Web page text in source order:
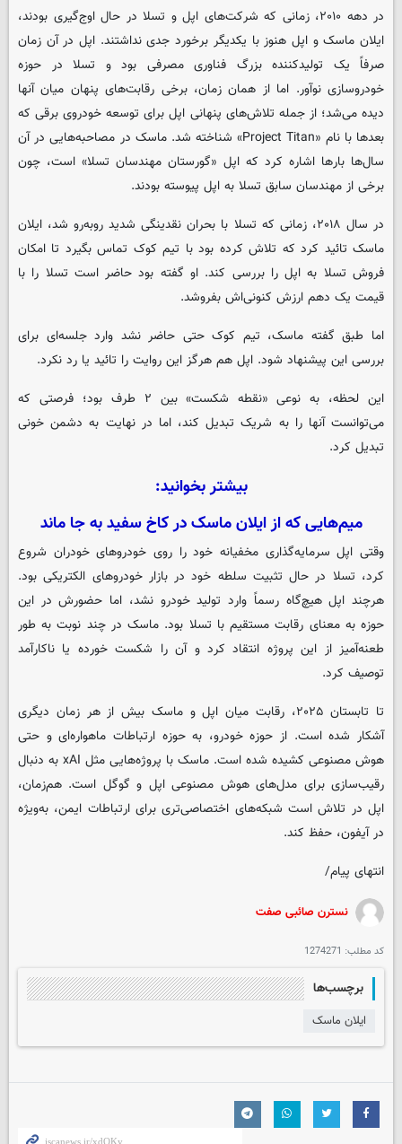
در دهه ۲۰۱۰، زمانی که شرکت‌های اپل و تسلا در حال اوج‌گیری بودند،
ایلان ماسک و اپل هنوز با یکدیگر برخورد جدی نداشتند. اپل در آن زمان
صرفاً یک تولیدکننده بزرگ فناوری مصرفی بود و تسلا در حوزه
خودروسازی نوآور. اما از همان زمان، برخی رقابت‌های پنهان میان آنها
دیده می‌شد؛ از جمله تلاش‌های پنهانی اپل برای توسعه خودروی برقی که
بعدها با نام «Project Titan» شناخته شد. ماسک در مصاحبه‌هایی در آن
سال‌ها بارها اشاره کرد که اپل «گورستان مهندسان تسلا» است، چون
برخی از مهندسان سابق تسلا به اپل پیوسته بودند.
در سال ۲۰۱۸، زمانی که تسلا با بحران نقدینگی شدید روبه‌رو شد، ایلان
ماسک تائید کرد که تلاش کرده بود با تیم کوک تماس بگیرد تا امکان
فروش تسلا به اپل را بررسی کند. او گفته بود حاضر است تسلا را با
قیمت یک ‌دهم ارزش کنونی‌اش بفروشد.
اما طبق گفته ماسک، تیم کوک حتی حاضر نشد وارد جلسه‌ای برای
بررسی این پیشنهاد شود. اپل هم هرگز این روایت را تائید یا رد نکرد.
این لحظه، به‌ نوعی «نقطه شکست» بین ۲ طرف بود؛ فرصتی که
می‌توانست آنها را به شریک تبدیل کند، اما در نهایت به دشمن خونی
تبدیل کرد.
بیشتر بخوانید:
میم‌هایی که از ایلان ماسک در کاخ سفید به جا ماند
وقتی اپل سرمایه‌گذاری مخفیانه خود را روی خودروهای خودران شروع
کرد، تسلا در حال تثبیت سلطه خود در بازار خودروهای الکتریکی بود.
هرچند اپل هیچ‌گاه رسماً وارد تولید خودرو نشد، اما حضورش در این
حوزه به معنای رقابت مستقیم با تسلا بود. ماسک در چند نوبت به‌ طور
طعنه‌آمیز از این پروژه انتقاد کرد و آن را شکست ‌خورده یا ناکارآمد
توصیف کرد.
تا تابستان ۲۰۲۵، رقابت میان اپل و ماسک بیش از هر زمان دیگری
آشکار شده است. از حوزه خودرو، به حوزه ارتباطات ماهواره‌ای و حتی
هوش مصنوعی کشیده شده است. ماسک با پروژه‌هایی مثل xAI به ‌دنبال
رقیب‌سازی برای مدل‌های هوش مصنوعی اپل و گوگل است. هم‌زمان،
اپل در تلاش است شبکه‌های اختصاصی‌تری برای ارتباطات ایمن، به‌ویژه
در آیفون، حفظ کند.
انتهای پیام/
نسترن صائبی صفت
کد مطلب: 1274271
برچسب‌ها
ایلان ماسک